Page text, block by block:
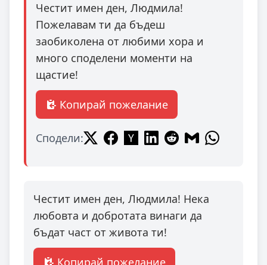
Честит имен ден, Людмила!
Пожелавам ти да бъдеш
заобиколена от любими хора и
много споделени моменти на
щастие!
Копирай пожелание
Сподели:
Честит имен ден, Людмила! Нека
любовта и добротата винаги да
бъдат част от живота ти!
Копирай пожелание